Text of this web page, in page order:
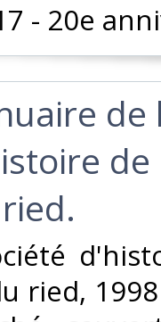
- 20e
de
ried,